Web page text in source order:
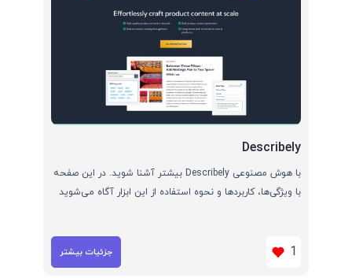
Describely
با هوش مصنوعی Describely بیشتر آشنا شوید. در این صفحه
با ویژگی‌ها، کاربردها و نحوه استفاده از این ابزار آگاه می‌شوید
1 جزئیات بیشتر